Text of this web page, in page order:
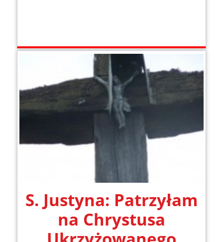
S. Justyna: Patrzyłam
na Chrystusa